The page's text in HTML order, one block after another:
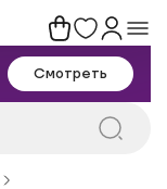
Смотреть